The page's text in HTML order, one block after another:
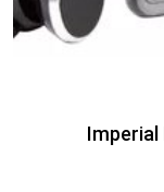
Imperial